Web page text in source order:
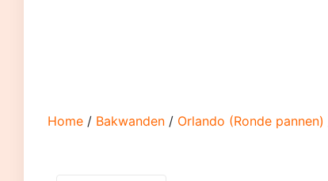
Home / Bakwanden / Orlando (Ronde pannen)